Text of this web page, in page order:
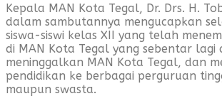
Kepala MAN Kota Tegal, Dr. Drs. H.
dalam sambutannya mengucapkan
siswa-siswi kelas XII yang telah
di MAN Kota Tegal yang sebentar lagi
meninggalkan MAN Kota Tegal, dan
pendidikan ke berbagai perguruan
maupun swasta.